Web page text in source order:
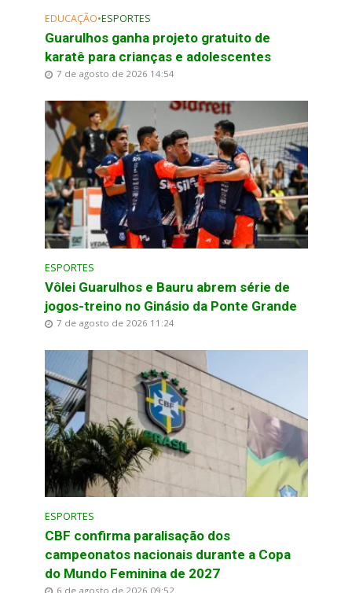
EDUCAÇÃO•ESPORTES
Guarulhos ganha projeto gratuito de
karatê para crianças e adolescentes
7 de agosto de 2026 14:54
ESPORTES
Vôlei Guarulhos e Bauru abrem série de
jogos-treino no Ginásio da Ponte Grande
7 de agosto de 2026 11:24
ESPORTES
CBF confirma paralisação dos
campeonatos nacionais durante a Copa
do Mundo Feminina de 2027
6 de agosto de 2026 09:52